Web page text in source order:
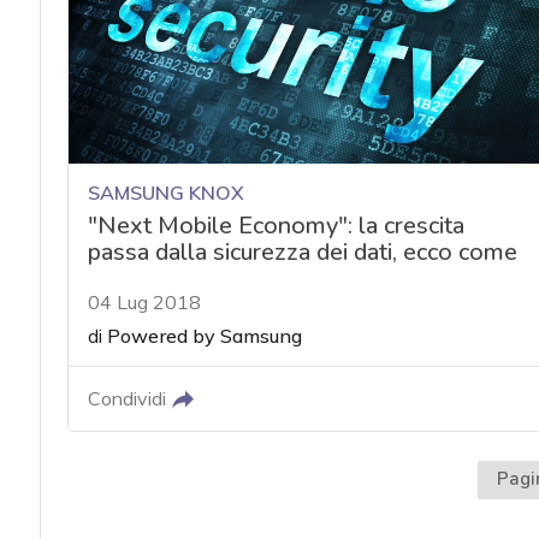
SAMSUNG KNOX
"Next Mobile Economy": la crescita
passa dalla sicurezza dei dati, ecco come
04 Lug 2018
di Powered by Samsung
Condividi